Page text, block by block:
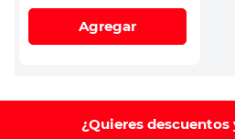
Agregar
¿Quieres